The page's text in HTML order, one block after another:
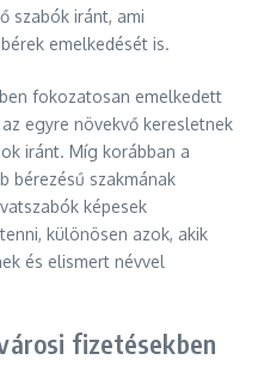
szabók iránt, ami
emelkedését is.
fokozatosan emelkedett
egyre növekvő keresletnek
iránt. Míg korábban a
bérezésű szakmának
képesek
különösen azok, akik
és elismert névvel
fizetésekben